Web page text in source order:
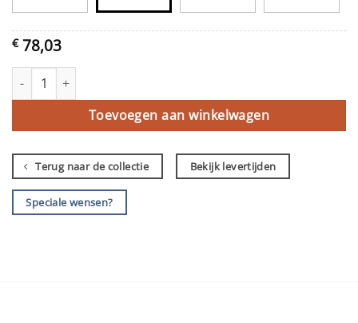
€78,03
Pientere pinken aantal
Toevoegen aan winkelwagen
Terug naar de collectie Bekijk levertijden
Speciale wensen?